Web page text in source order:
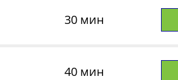
30 мин
40 мин